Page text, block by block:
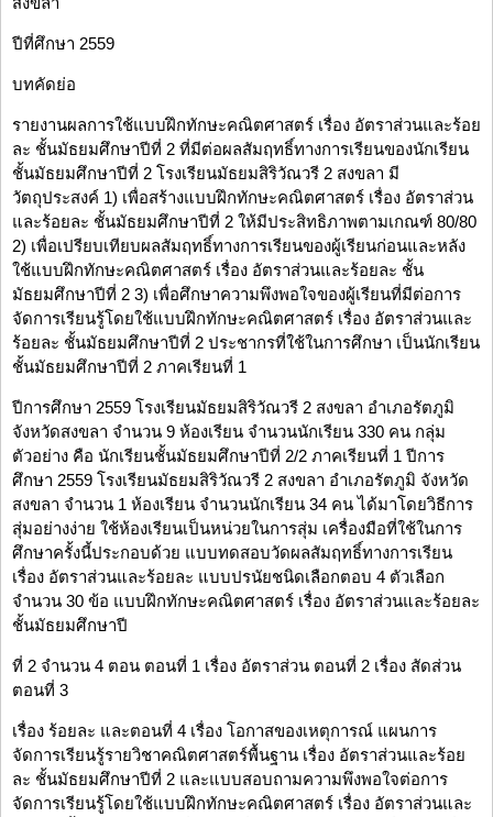
ปีที่ศึกษา 2559
บทคัดย่อ
รายงานผลการใช้แบบฝึกทักษะคณิตศาสตร์ เรื่อง อัตราส่วนและร้อย
ละ ชั้นมัธยมศึกษาปีที่ 2 ที่มีต่อผลสัมฤทธิ์ทางการเรียนของนักเรียน
ชั้นมัธยมศึกษาปีที่ 2 โรงเรียนมัธยมสิริวัณวรี 2 สงขลา มี
วัตถุประสงค์ 1) เพื่อสร้างแบบฝึกทักษะคณิตศาสตร์ เรื่อง อัตราส่วน
และร้อยละ ชั้นมัธยมศึกษาปีที่ 2 ให้มีประสิทธิภาพตามเกณฑ์ 80/80
2) เพื่อเปรียบเทียบผลสัมฤทธิ์ทางการเรียนของผู้เรียนก่อนและหลัง
ใช้แบบฝึกทักษะคณิตศาสตร์ เรื่อง อัตราส่วนและร้อยละ ชั้น
มัธยมศึกษาปีที่ 2 3) เพื่อศึกษาความพึงพอใจของผู้เรียนที่มีต่อการ
จัดการเรียนรู้โดยใช้แบบฝึกทักษะคณิตศาสตร์ เรื่อง อัตราส่วนและ
ร้อยละ ชั้นมัธยมศึกษาปีที่ 2 ประชากรที่ใช้ในการศึกษา เป็นนักเรียน
ชั้นมัธยมศึกษาปีที่ 2 ภาคเรียนที่ 1
ปีการศึกษา 2559 โรงเรียนมัธยมสิริวัณวรี 2 สงขลา อำเภอรัตภูมิ
จังหวัดสงขลา จำนวน 9 ห้องเรียน จำนวนนักเรียน 330 คน กลุ่ม
ตัวอย่าง คือ นักเรียนชั้นมัธยมศึกษาปีที่ 2/2 ภาคเรียนที่ 1 ปีการ
ศึกษา 2559 โรงเรียนมัธยมสิริวัณวรี 2 สงขลา อำเภอรัตภูมิ จังหวัด
สงขลา จำนวน 1 ห้องเรียน จำนวนนักเรียน 34 คน ได้มาโดยวิธีการ
สุ่มอย่างง่าย ใช้ห้องเรียนเป็นหน่วยในการสุ่ม เครื่องมือที่ใช้ในการ
ศึกษาครั้งนี้ประกอบด้วย แบบทดสอบวัดผลสัมฤทธิ์ทางการเรียน
เรื่อง อัตราส่วนและร้อยละ แบบปรนัยชนิดเลือกตอบ 4 ตัวเลือก
จำนวน 30 ข้อ แบบฝึกทักษะคณิตศาสตร์ เรื่อง อัตราส่วนและร้อยละ
ชั้นมัธยมศึกษาปี
ที่ 2 จำนวน 4 ตอน ตอนที่ 1 เรื่อง อัตราส่วน ตอนที่ 2 เรื่อง สัดส่วน
ตอนที่ 3
เรื่อง ร้อยละ และตอนที่ 4 เรื่อง โอกาสของเหตุการณ์ แผนการ
จัดการเรียนรู้รายวิชาคณิตศาสตร์พื้นฐาน เรื่อง อัตราส่วนและร้อย
ละ ชั้นมัธยมศึกษาปีที่ 2 และแบบสอบถามความพึงพอใจต่อการ
จัดการเรียนรู้โดยใช้แบบฝึกทักษะคณิตศาสตร์ เรื่อง อัตราส่วนและ